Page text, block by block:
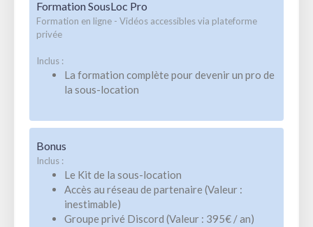
Formation SousLoc Pro
Formation en ligne - Vidéos accessibles via plateforme
privée
Inclus :
La formation complète pour devenir un pro de
la sous-location
Bonus
Inclus :
Le Kit de la sous-location
Accès au réseau de partenaire (Valeur :
inestimable)
Groupe privé Discord (Valeur : 395€ / an)